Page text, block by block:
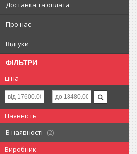
Доставка та оплата
Про нас
Відгуки
ФІЛЬТРИ
Ціна
Наявність
В наявності
2
Виробник